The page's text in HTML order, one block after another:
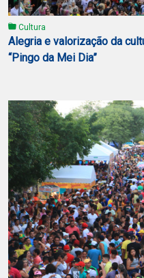
Cultura
Alegria e valorização da
“Pingo da Mei Dia”